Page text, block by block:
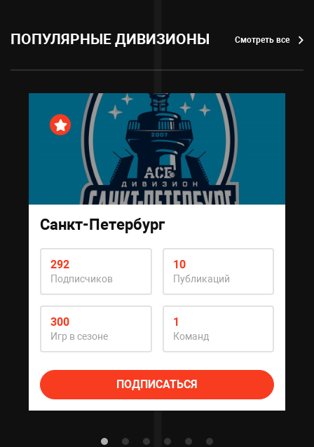
ПОПУЛЯРНЫЕ ДИВИЗИОНЫ Смотреть все
Санкт-Петербург
292
Подписчиков
10
Публикаций
300
Игр в сезоне
1
Команд
ПОДПИСАТЬСЯ